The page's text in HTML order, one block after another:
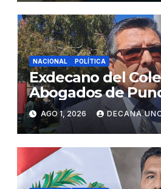
NACIONAL POLÍTICA
Exdecano del
Abogados de
propuestas sobre
ciudadana
AGO 1, 2026 DECANA